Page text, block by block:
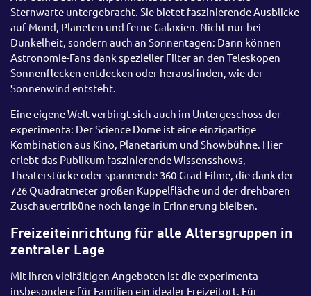
Sternwarte untergebracht. Sie bietet faszinierende Ausblicke
auf Mond, Planeten und ferne Galaxien. Nicht nur bei
Dunkelheit, sondern auch an Sonnentagen: Dann können
Astronomie-Fans dank spezieller Filter an den Teleskopen
Sonnenflecken entdecken oder herausfinden, wie der
Sonnenwind entsteht.
Eine eigene Welt verbirgt sich auch im Untergeschoss der
experimenta: Der Science Dome ist eine einzigartige
Kombination aus Kino, Planetarium und Showbühne. Hier
erlebt das Publikum faszinierende Wissensshows,
Theaterstücke oder spannende 360-Grad-Filme, die dank der
726 Quadratmeter großen Kuppelfläche und der drehbaren
Zuschauertribüne noch lange in Erinnerung bleiben.
Freizeiteinrichtung für alle Altersgruppen in
zentraler Lage
Mit ihren vielfältigen Angeboten ist die experimenta
insbesondere für Familien ein idealer Freizeitort. Für